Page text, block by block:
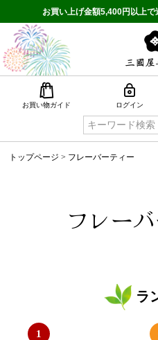
お買い上げ金額5,400円以上で
お買い物ガイド ログイン
トップページ フレーバーティー
フレー
ラ
1